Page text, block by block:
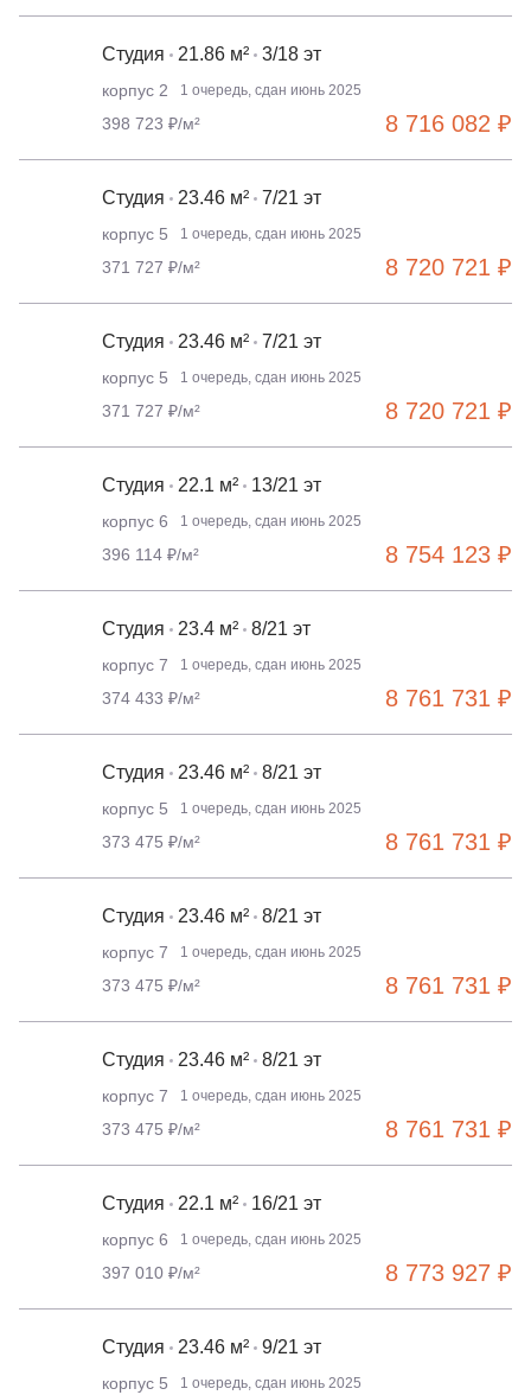
Студия 21.86 м² 3/18 эт
корпус 2 1 очередь, сдан июнь 2025
8 716 082 ₽
398 723 ₽/м²
Студия 23.46 м² 7/21 эт
корпус 5 1 очередь, сдан июнь 2025
8 720 721 ₽
371 727 ₽/м²
Студия 23.46 м² 7/21 эт
корпус 5 1 очередь, сдан июнь 2025
8 720 721 ₽
371 727 ₽/м²
Студия 22.1 м² 13/21 эт
корпус 6 1 очередь, сдан июнь 2025
8 754 123 ₽
396 114 ₽/м²
Студия 23.4 м² 8/21 эт
корпус 7 1 очередь, сдан июнь 2025
8 761 731 ₽
374 433 ₽/м²
Студия 23.46 м² 8/21 эт
корпус 5 1 очередь, сдан июнь 2025
8 761 731 ₽
373 475 ₽/м²
Студия 23.46 м² 8/21 эт
корпус 7 1 очередь, сдан июнь 2025
8 761 731 ₽
373 475 ₽/м²
Студия 23.46 м² 8/21 эт
корпус 7 1 очередь, сдан июнь 2025
8 761 731 ₽
373 475 ₽/м²
Студия 22.1 м² 16/21 эт
корпус 6 1 очередь, сдан июнь 2025
8 773 927 ₽
397 010 ₽/м²
Студия 23.46 м² 9/21 эт
корпус 5 1 очередь, сдан июнь 2025